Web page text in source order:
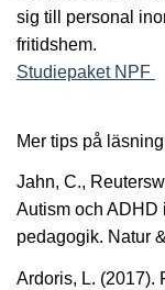
sig till personal
fritidshem.
Studiepaket NPF
Mer tips på
Jahn, C.,
Autism och ADHD
pedagogik. Natur
Ardoris, L. (2017).